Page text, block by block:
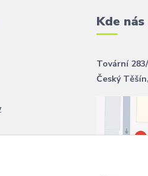
Kde
Tovární
Český